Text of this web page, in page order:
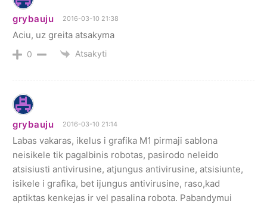
grybauju 2016-03-10 21:38
Aciu, uz greita atsakyma
0 Atsakyti
grybauju 2016-03-10 21:14
Labas vakaras, ikelus i grafika M1 pirmaji sablona
neisikele tik pagalbinis robotas, pasirodo neleido
atsisiusti antivirusine, atjungus antivirusine, atsisiunte,
isikele i grafika, bet ijungus antivirusine, raso,kad
aptiktas kenkejas ir vel pasalina robota. Pabandymui